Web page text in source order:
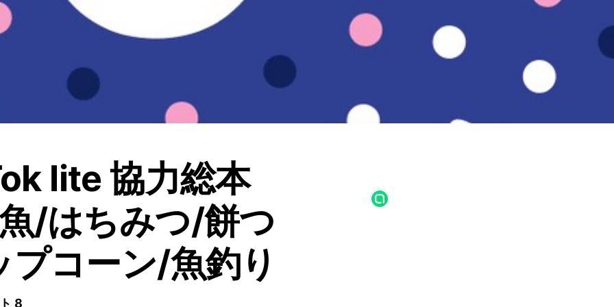
lite 協力総本
/はちみつ/餅つ
コーン/魚釣り
8